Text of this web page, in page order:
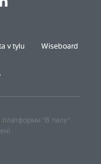
v tylu Wiseboard
"В тилу"